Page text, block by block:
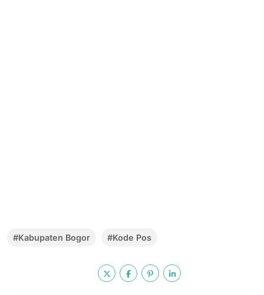
#Kabupaten Bogor #Kode Pos